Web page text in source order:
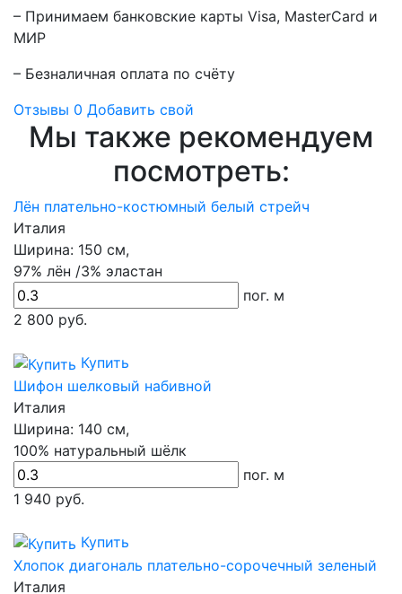
– Принимаем банковские карты Visa, MasterCard и
МИР
– Безналичная оплата по счёту
Отзывы0 Добавить свой
Мы также рекомендуем
посмотреть:
Лён плательно-костюмный белый стрейч
Италия
Ширина: 150 см,
97% лён /3% эластан
пог. м
2 800руб.
Купить
Шифон шелковый набивной
Италия
Ширина: 140 см,
100% натуральный шёлк
пог. м
1 940руб.
Купить
Хлопок диагональ плательно-сорочечный зеленый
Италия